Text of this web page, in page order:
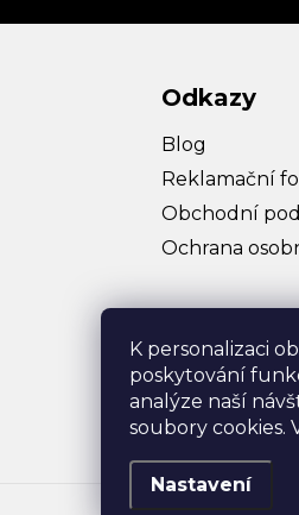
K personalizaci
poskytování
analýze naší
soubory cookies.
Nastavení
Odkazy
Blog
Reklamační
Obchodní
Ochrana